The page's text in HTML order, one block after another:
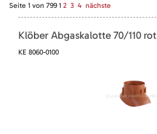
Seite 1 von 799 1 2 3 4 nächste
Klöber Abgaskalotte 70/110 rot
KE 8060-0100